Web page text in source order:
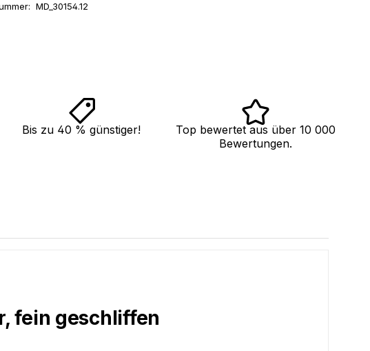
MD_30154.12
Bis zu 40 % günstiger!
Top bewertet aus über 10 000
Bewertungen.
fein geschliffen